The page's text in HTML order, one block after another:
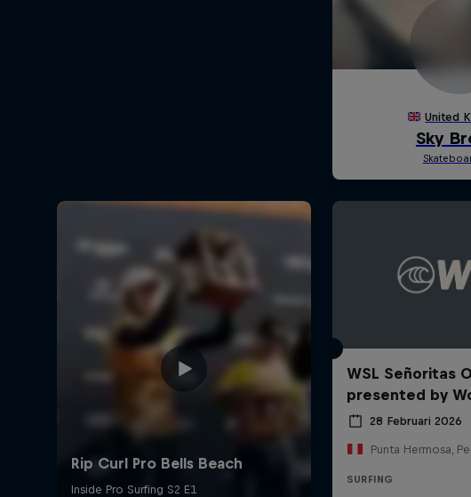
WSL Señoritas
presented by
28 Februari 2026
Punta Hermosa,
SURFING